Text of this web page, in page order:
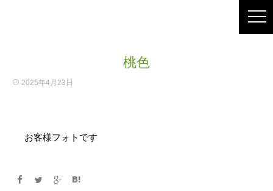
桃色
2025年4月23日
お客様フォトです